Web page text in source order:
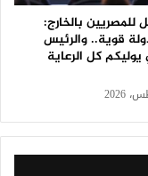
للمصريين بالخارج:
قوية.. والرئيس
كل الرعاية